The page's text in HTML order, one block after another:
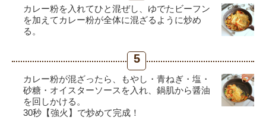
カレー粉を入れてひと混ぜし、ゆでたビーフン
を加えてカレー粉が全体に混ざるように炒め
る。
5
カレー粉が混ざったら、もやし・青ねぎ・塩・
砂糖・オイスターソースを入れ、鍋肌から醤油
を回しかける。
30秒【強火】で炒めて完成！